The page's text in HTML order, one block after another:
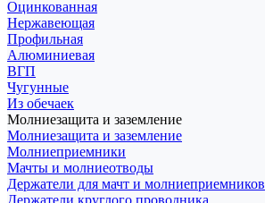
Оцинкованная
Нержавеющая
Профильная
Алюминиевая
ВГП
Чугунные
Из обечаек
Молниезащита и заземление
Молниезащита и заземление
Молниеприемники
Мачты и молниеотводы
Держатели для мачт и молниеприемников
Держатели круглого проводника